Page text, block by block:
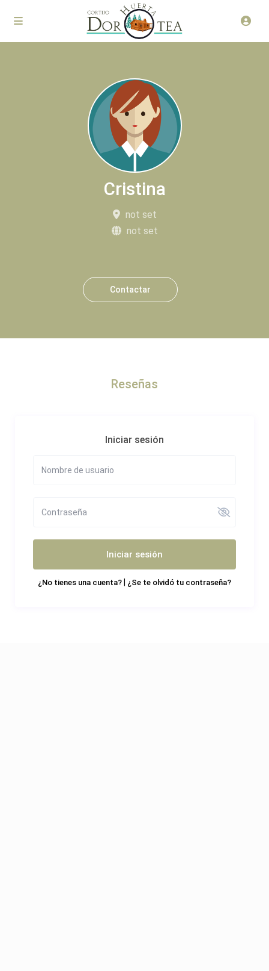
Cristina
not set
not set
Contactar
Reseñas
Iniciar sesión
Iniciar sesión
¿No tienes una cuenta? ¿Se te olvidó tu contraseña?